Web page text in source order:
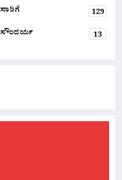
ಸಾರಿಗೆ
129
ಸೌಂದರ್ಯ 13